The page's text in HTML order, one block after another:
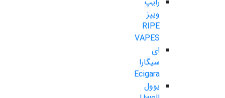
ویپز
RIPE
VAPES
ای
سیگارا
Ecigara
یوول